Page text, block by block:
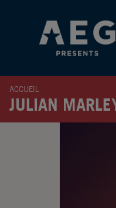
ACCUEIL
JULIAN